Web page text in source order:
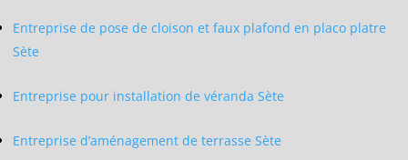
Entreprise de pose de cloison et faux plafond en placo platre
Sète
Entreprise pour installation de véranda Sète
Entreprise d’aménagement de terrasse Sète